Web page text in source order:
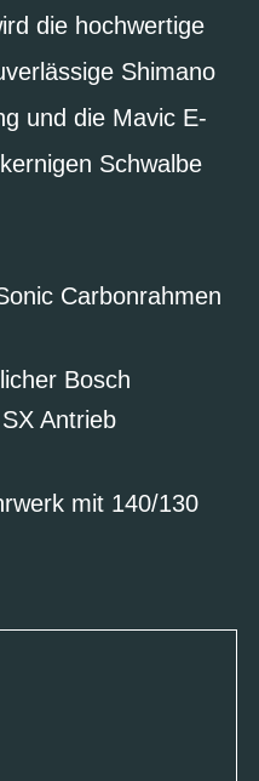
die hochwertige
Shimano
und die Mavic E-
Schwalbe
Carbonrahmen
Bosch
Antrieb
mit 140/130